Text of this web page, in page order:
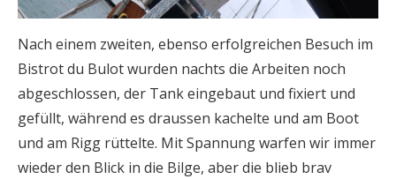
Nach einem zweiten, ebenso erfolgreichen Besuch im
Bistrot du Bulot wurden nachts die Arbeiten noch
abgeschlossen, der Tank eingebaut und fixiert und
gefüllt, während es draussen kachelte und am Boot
und am Rigg rüttelte. Mit Spannung warfen wir immer
wieder den Blick in die Bilge, aber die blieb brav